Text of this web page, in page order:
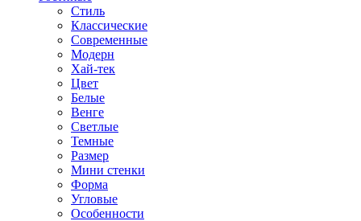
Стиль
Классические
Современные
Модерн
Хай-тек
Цвет
Белые
Венге
Светлые
Темные
Размер
Мини стенки
Форма
Угловые
Особенности